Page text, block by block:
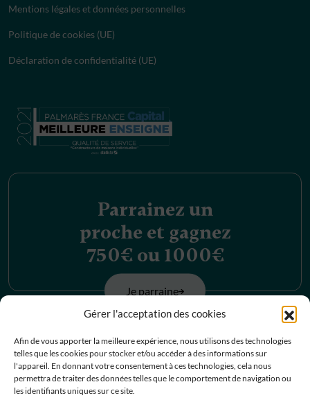
Gérer l'acceptation des cookies
Afin de vous apporter la meilleure expérience, nous utilisons des technologies
telles que les cookies pour stocker et/ou accéder à des informations sur
l'appareil. En donnant votre consentement à ces technologies, cela nous
permettra de traiter des données telles que le comportement de navigation ou
les identifiants uniques sur ce site.
Mentions légales et données personnelles
Politique de cookies (UE)
Déclaration de confidentialité (UE)
Parrainez un
proche et gagnez
750€ ou 1000€
Je parraine
Découvrez nos
offres d’emplois